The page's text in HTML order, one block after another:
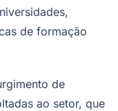
de formação
de
ao setor, que